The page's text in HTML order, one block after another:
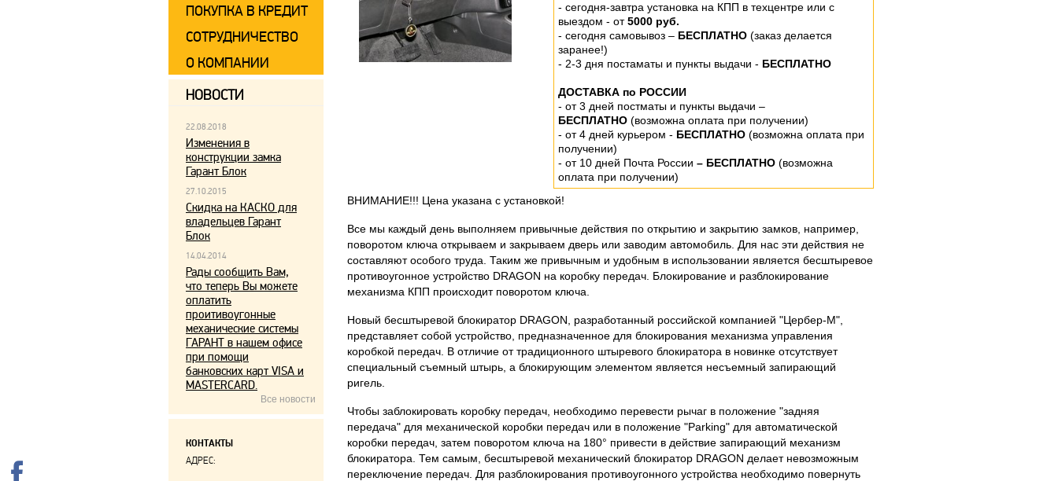
- сегодня-завтра установка на КПП в техцентре или с
выездом - от5000 руб.
- сегодня самовывоз – БЕСПЛАТНО (заказ делается
заранее!)
- 2-3 дня постаматы и пункты выдачи - БЕСПЛАТНО
ДОСТАВКА по РОССИИ
- от 3 дней постматы и пункты выдачи –
БЕСПЛАТНО (возможна оплата при получении)
- от 4 дней курьером - БЕСПЛАТНО (возможна оплата при
получении)
- от 10 дней Почта России – БЕСПЛАТНО (возможна
оплата при получении)
ВНИМАНИЕ!!! Цена указана с установкой!
Все мы каждый день выполняем привычные действия по открытию и закрытию замков, например,
поворотом ключа открываем и закрываем дверь или заводим автомобиль. Для нас эти действия не
составляют особого труда. Таким же привычным и удобным в использовании является бесштыревое
противоугонное устройство DRAGON на коробку передач. Блокирование и разблокирование
механизма КПП происходит поворотом ключа.
Новый бесштыревой блокиратор DRAGON, разработанный российской компанией "Цербер-М",
представляет собой устройство, предназначенное для блокирования механизма управления
коробкой передач. В отличие от традиционного штыревого блокиратора в новинке отсутствует
специальный съемный штырь, а блокирующим элементом является несъемный запирающий
ригель.
Чтобы заблокировать коробку передач, необходимо перевести рычаг в положение "задняя
передача" для механической коробки передач или в положение "Parking" для автоматической
коробки передач, затем поворотом ключа на 180° привести в действие запирающий механизм
блокиратора. Тем самым, бесштыревой механический блокиратор DRAGON делает невозможным
переключение передач. Для разблокирования противоугонного устройства необходимо повернуть
ПОКУПКА В КРЕДИТ
СОТРУДНИЧЕСТВО
О КОМПАНИИ
НОВОСТИ
22.08.2018
Изменения в
конструкции замка
Гарант Блок
27.10.2015
Скидка на КАСКО для
владельцев Гарант
Блок
14.04.2014
Рады сообщить Вам,
что теперь Вы можете
оплатить
проитивоугонные
механические системы
ГАРАНТ в нашем офисе
при помощи
банковских карт VISA и
MASTERCARD.
Все новости
КОНТАКТЫ
АДРЕС: